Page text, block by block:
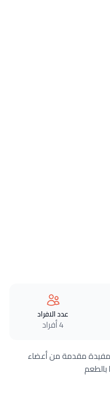
عدد الافراد
4 أفراد
مقدمة من أعضاء